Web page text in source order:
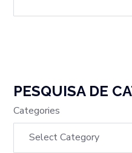
PESQUISA DE
Categories